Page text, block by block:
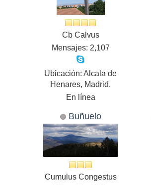
Cb Calvus
Mensajes: 2,107
Ubicación: Alcala de
Henares, Madrid.
En línea
Buñuelo
Cumulus Congestus